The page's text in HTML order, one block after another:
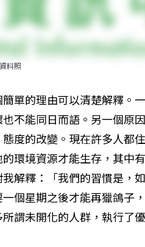
料照
單的理由可以清楚解釋。
不能同日而語。另一個原
度的改變。現在許多人都
環境資源才能生存，其中
解釋：「我們的習慣是，
個星期之後才能再獵鴿子
謂未開化的人群，執行了